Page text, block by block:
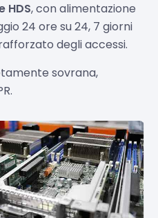
HDS, con alimentazione
24 ore su 24, 7 giorni
degli accessi.
sovrana,